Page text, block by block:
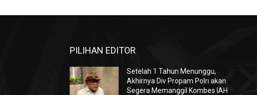
PILIHAN EDITOR
Setelah 1 Tahun Menunggu,
Akhirnya Div Propam Polri akan
Segera Memanggil Kombes IAH